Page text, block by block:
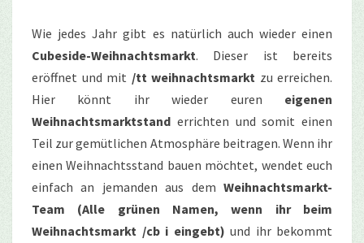
Wie jedes Jahr gibt es natürlich auch wieder einen
Cubeside-Weihnachtsmarkt. Dieser ist bereits
eröffnet und mit /tt weihnachtsmarkt zu erreichen.
Hier könnt ihr wieder euren eigenen
Weihnachtsmarktstand errichten und somit einen
Teil zur gemütlichen Atmosphäre beitragen. Wenn ihr
einen Weihnachtsstand bauen möchtet, wendet euch
einfach an jemanden aus dem Weihnachtsmarkt-
Team (Alle grünen Namen, wenn ihr beim
Weihnachtsmarkt /cb i eingebt) und ihr bekommt